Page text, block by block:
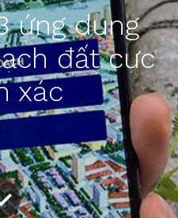
ứng dụng
đất cực
xác